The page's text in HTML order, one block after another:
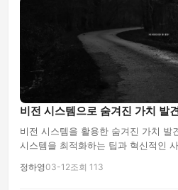
비전 시스템으로 숨겨진 가치 발
비전 시스템을 활용한 숨겨진 가치 발
시스템을 최적화하는 팁과 혁신적인
정하영03-12조회 113